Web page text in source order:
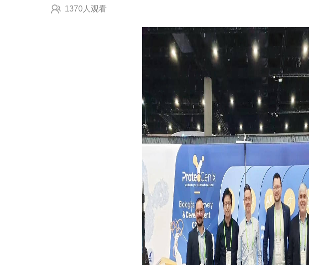
1370人观看